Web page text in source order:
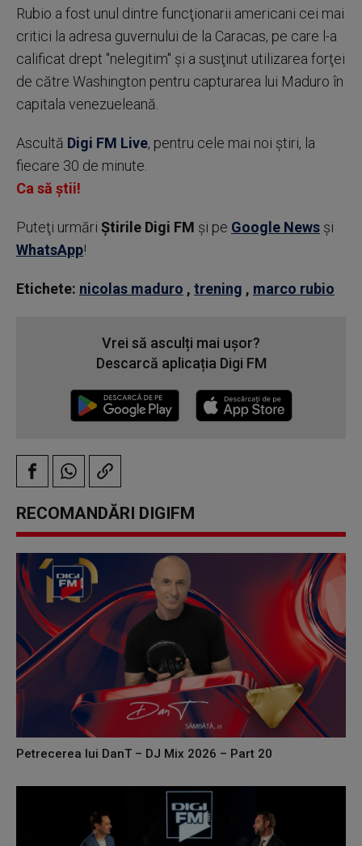
Rubio a fost unul dintre funcţionarii americani cei mai
critici la adresa guvernului de la Caracas, pe care l-a
calificat drept "nelegitim" şi a susţinut utilizarea forţei
de către Washington pentru capturarea lui Maduro în
capitala venezueleană.
Ascultă Digi FM Live, pentru cele mai noi știri, la
fiecare 30 de minute.
Ca să știi!
Puteţi urmări Știrile Digi FM şi pe Google News şi
WhatsApp!
Etichete: nicolas maduro , trening , marco rubio
Vrei să asculți mai ușor?
Descarcă aplicația Digi FM
RECOMANDĂRI DIGIFM
Petrecerea lui DanT – DJ Mix 2026 – Part 20